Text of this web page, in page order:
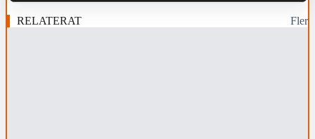
RELATERAT Fler